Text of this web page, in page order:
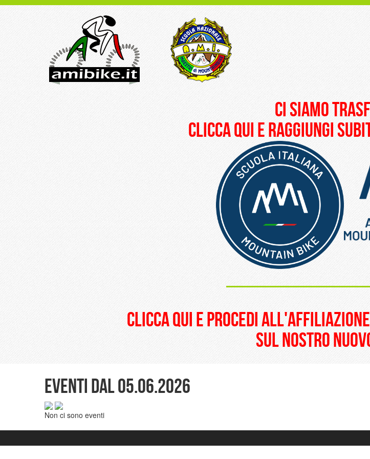
ci siamo
clicca qui e raggiungi
clicca qui e procedi
sul nostro
Eventi dal 05.06.2026
Non ci sono eventi